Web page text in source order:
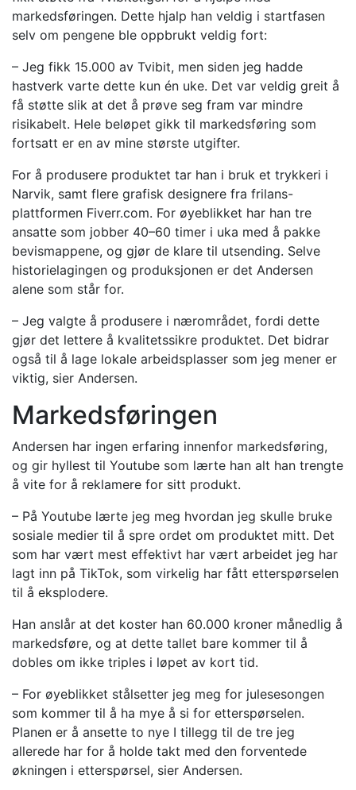
markedsføringen. Dette hjalp han veldig i startfasen
selv om pengene ble oppbrukt veldig fort:
– Jeg fikk 15.000 av Tvibit, men siden jeg hadde
hastverk varte dette kun én uke. Det var veldig greit å
få støtte slik at det å prøve seg fram var mindre
risikabelt. Hele beløpet gikk til markedsføring som
fortsatt er en av mine største utgifter.
For å produsere produktet tar han i bruk et trykkeri i
Narvik, samt flere grafisk designere fra frilans-
plattformen Fiverr.com. For øyeblikket har han tre
ansatte som jobber 40–60 timer i uka med å pakke
bevismappene, og gjør de klare til utsending. Selve
historielagingen og produksjonen er det Andersen
alene som står for.
– Jeg valgte å produsere i nærområdet, fordi dette
gjør det lettere å kvalitetssikre produktet. Det bidrar
også til å lage lokale arbeidsplasser som jeg mener er
viktig, sier Andersen.
Markedsføringen
Andersen har ingen erfaring innenfor markedsføring,
og gir hyllest til Youtube som lærte han alt han trengte
å vite for å reklamere for sitt produkt.
– På Youtube lærte jeg meg hvordan jeg skulle bruke
sosiale medier til å spre ordet om produktet mitt. Det
som har vært mest effektivt har vært arbeidet jeg har
lagt inn på TikTok, som virkelig har fått etterspørselen
til å eksplodere.
Han anslår at det koster han 60.000 kroner månedlig å
markedsføre, og at dette tallet bare kommer til å
dobles om ikke triples i løpet av kort tid.
– For øyeblikket stålsetter jeg meg for julesesongen
som kommer til å ha mye å si for etterspørselen.
Planen er å ansette to nye I tillegg til de tre jeg
allerede har for å holde takt med den forventede
økningen i etterspørsel, sier Andersen.